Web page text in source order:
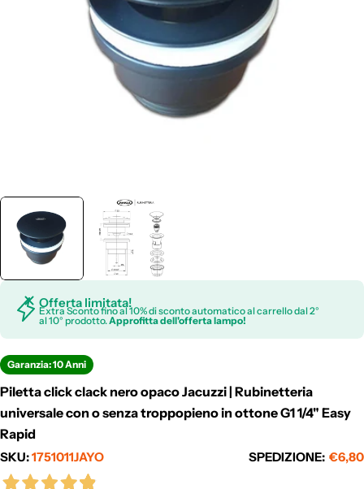
supporto 0 in modalità modale
Offerta limitata!
Extra Sconto fino al 10% di sconto automatico al carrello dal 2°
al 10° prodotto.Approfitta dell'offerta lampo!
Garanzia: 10 Anni
Piletta click clack nero opaco Jacuzzi | Rubinetteria
universale con o senza troppopieno in ottone G1 1/4" Easy
Rapid
SKU:1751011JAYO SPEDIZIONE: €6,80